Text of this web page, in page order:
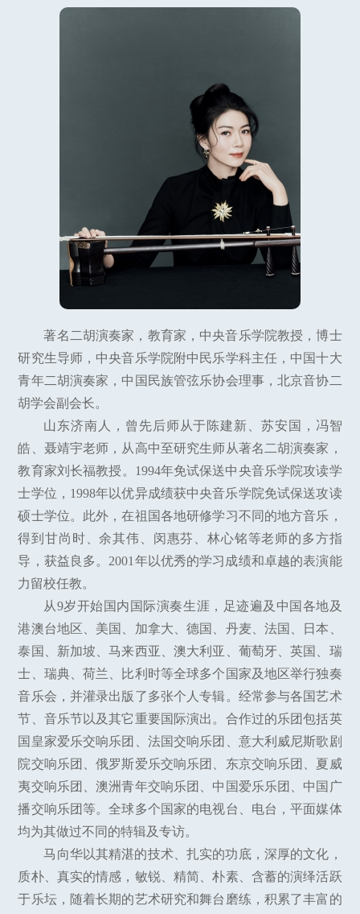
著名二胡演奏家，教育家，中央音乐学院教授，博士
研究生导师，中央音乐学院附中民乐学科主任，中国十大
青年二胡演奏家，中国民族管弦乐协会理事，北京音协二
胡学会副会长。
山东济南人，曾先后师从于陈建新、苏安国，冯智
皓、聂靖宇老师，从高中至研究生师从著名二胡演奏家，
教育家刘长福教授。1994年免试保送中央音乐学院攻读学
士学位，1998年以优异成绩获中央音乐学院免试保送攻读
硕士学位。此外，在祖国各地研修学习不同的地方音乐，
得到甘尚时、余其伟、闵惠芬、林心铭等老师的多方指
导，获益良多。2001年以优秀的学习成绩和卓越的表演能
力留校任教。
从9岁开始国内国际演奏生涯，足迹遍及中国各地及
港澳台地区、美国、加拿大、德国、丹麦、法国、日本、
泰国、新加坡、马来西亚、澳大利亚、葡萄牙、英国、瑞
士、瑞典、荷兰、比利时等全球多个国家及地区举行独奏
音乐会，并灌录出版了多张个人专辑。经常参与各国艺术
节、音乐节以及其它重要国际演出。合作过的乐团包括英
国皇家爱乐交响乐团、法国交响乐团、意大利威尼斯歌剧
院交响乐团、俄罗斯爱乐交响乐团、东京交响乐团、夏威
夷交响乐团、澳洲青年交响乐团、中国爱乐乐团、中国广
播交响乐团等。全球多个国家的电视台、电台，平面媒体
均为其做过不同的特辑及专访。
马向华以其精湛的技术、扎实的功底，深厚的文化，
质朴、真实的情感，敏锐、精简、朴素、含蓄的演绎活跃
于乐坛，随着长期的艺术研究和舞台磨练，积累了丰富的